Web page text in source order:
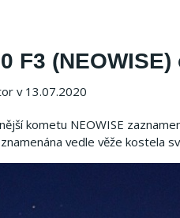
F3
v 13.07.2020
kometu NEOWISE
vedle věže kostela